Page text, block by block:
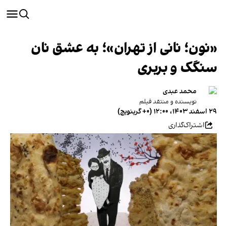
«نون؛ نانی از تهران»؛ به عشق نان
سنگک و بربری
محمد عبدی
نویسنده و منتقد فیلم
۲۹ اسفند ۱۴۰۳، ۱۲:۰۰ (‎+۰ گرینویچ)
اشتراک‌گذاری